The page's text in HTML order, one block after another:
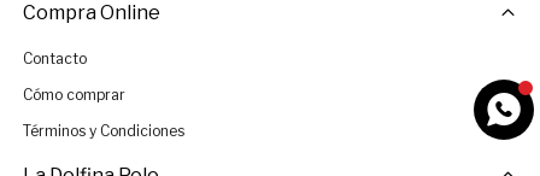
Compra Online
Contacto
Cómo comprar
Términos y Condiciones